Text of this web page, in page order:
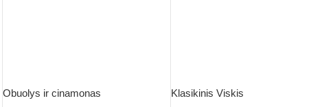
Obuolys ir cinamonas Klasikinis Viskis